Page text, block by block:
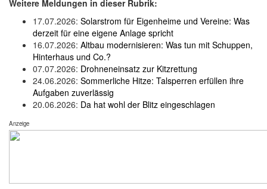
Weitere Meldungen in dieser Rubrik:
17.07.2026: Solarstrom für Eigenheime und Vereine: Was
derzeit für eine eigene Anlage spricht
16.07.2026: Altbau modernisieren: Was tun mit Schuppen,
Hinterhaus und Co.?
07.07.2026: Drohneneinsatz zur Kitzrettung
24.06.2026: Sommerliche Hitze: Talsperren erfüllen ihre
Aufgaben zuverlässig
20.06.2026: Da hat wohl der Blitz eingeschlagen
Anzeige